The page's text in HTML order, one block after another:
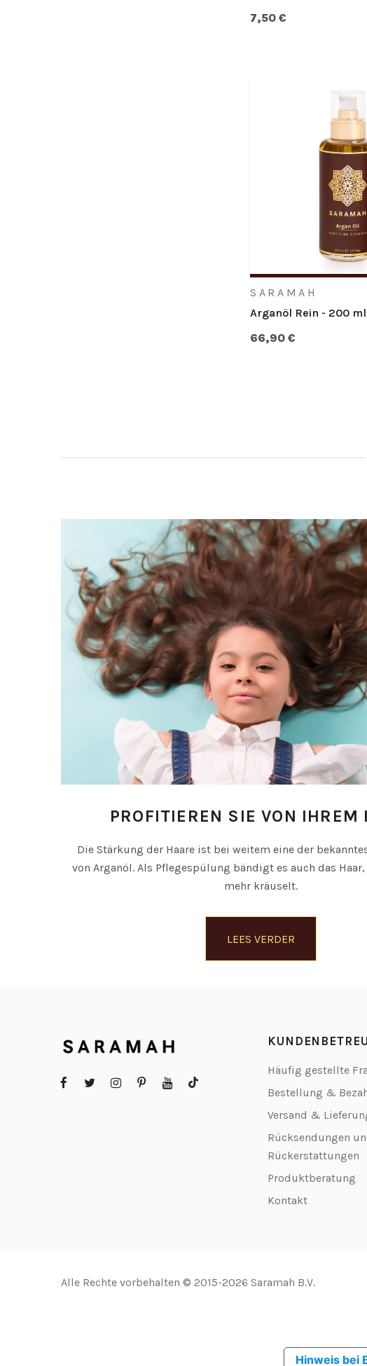
7,50 €
SARAMAH
Arganöl Rein - 200 ml
66,90 €
PROFITIEREN SIE VON IHREM
Die Stärkung der Haare ist bei weitem eine der
von Arganöl. Als Pflegespülung bändigt es auch das
mehr kräuselt.
LEES VERDER
Häufig gestellte
Bestellung &
Versand &
Rücksendungen
Rückerstattungen
Produktberatung
Kontakt
Alle Rechte vorbehalten © 2015-2026 Saramah B.V.
Hinweis bei